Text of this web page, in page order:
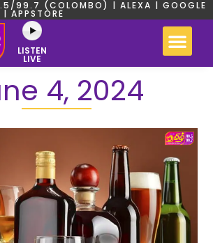
99.7 (COLOMBO) | ALEXA | GOOGLE
APPSTORE
LISTEN
LIVE
4, 2024